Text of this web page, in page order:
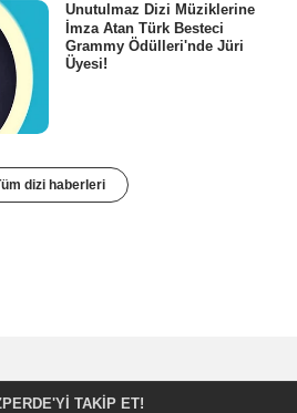
Unutulmaz Dizi Müziklerine
İmza Atan Türk Besteci
Grammy Ödülleri'nde Jüri
Üyesi!
dizi haberleri
TAKIP ET!